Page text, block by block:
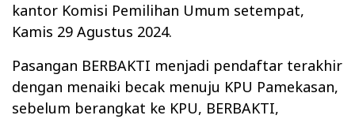
kantor Komisi Pemilihan Umum setempat,
Kamis 29 Agustus 2024.
Pasangan BERBAKTI menjadi pendaftar terakhir
dengan menaiki becak menuju KPU Pamekasan,
sebelum berangkat ke KPU, BERBAKTI,